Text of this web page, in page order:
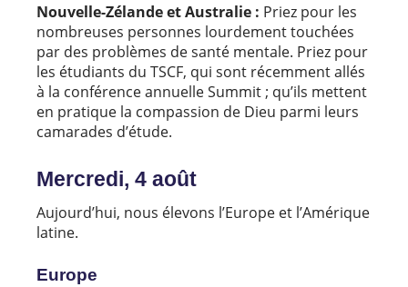
Nouvelle-Zélande et Australie : Priez pour les
nombreuses personnes lourdement touchées
par des problèmes de santé mentale. Priez pour
les étudiants du TSCF, qui sont récemment allés
à la conférence annuelle Summit ; qu’ils mettent
en pratique la compassion de Dieu parmi leurs
camarades d’étude.
Mercredi, 4 août
Aujourd’hui, nous élevons l’Europe et l’Amérique
latine.
Europe